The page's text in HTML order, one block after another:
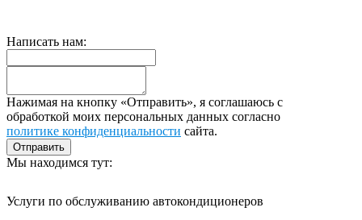
Написать нам:
Нажимая на кнопку «Отправить», я соглашаюсь с
обработкой моих персональных данных согласно
политике конфиденциальности сайта.
Мы находимся тут:
Услуги по обслуживанию автокондиционеров